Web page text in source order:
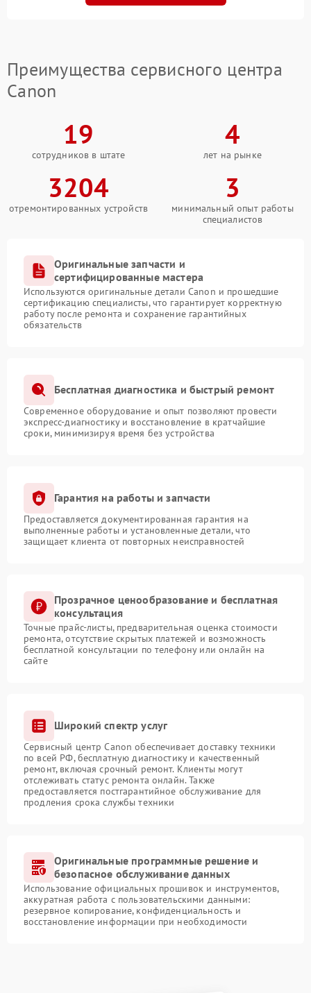
Преимущества сервисного центра
Canon
19
сотрудников в штате
4
лет на рынке
3204
отремонтированных устройств
3
минимальный опыт работы
специалистов
Оригинальные запчасти и
сертифицированные мастера
Используются оригинальные детали Canon и прошедшие
сертификацию специалисты, что гарантирует корректную
работу после ремонта и сохранение гарантийных
обязательств
Бесплатная диагностика и быстрый ремонт
Современное оборудование и опыт позволяют провести
экспресс-диагностику и восстановление в кратчайшие
сроки, минимизируя время без устройства
Гарантия на работы и запчасти
Предоставляется документированная гарантия на
выполненные работы и установленные детали, что
защищает клиента от повторных неисправностей
Прозрачное ценообразование и бесплатная
консультация
Точные прайс-листы, предварительная оценка стоимости
ремонта, отсутствие скрытых платежей и возможность
бесплатной консультации по телефону или онлайн на
сайте
Широкий спектр услуг
Сервисный центр Canon обеспечивает доставку техники
по всей РФ, бесплатную диагностику и качественный
ремонт, включая срочный ремонт. Клиенты могут
отслеживать статус ремонта онлайн. Также
предоставляется постгарантийное обслуживание для
продления срока службы техники
Оригинальные программные решение и
безопасное обслуживание данных
Использование официальных прошивок и инструментов,
аккуратная работа с пользовательскими данными:
резервное копирование, конфиденциальность и
восстановление информации при необходимости